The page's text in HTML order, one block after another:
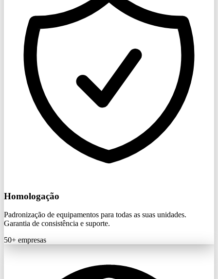
Homologação
Padronização de equipamentos para todas as suas unidades.
Garantia de consistência e suporte.
50+ empresas